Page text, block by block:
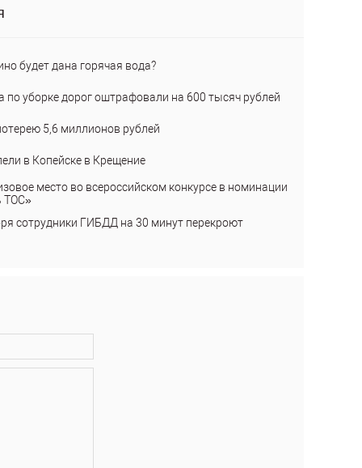
будет дана горячая вода?
по уборке дорог оштрафовали на 600 тысяч рублей
5,6 миллионов рублей
в Копейске в Крещение
место во всероссийском конкурсе в номинации
ТОС»
сотрудники ГИБДД на 30 минут перекроют